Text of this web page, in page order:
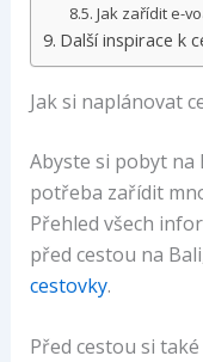
Jak zařídit e-
Další inspirace k
Jak si naplánovat
Abyste si pobyt na
potřeba zařídit
Přehled všech
před cestou na
cestovky.
Před cestou si